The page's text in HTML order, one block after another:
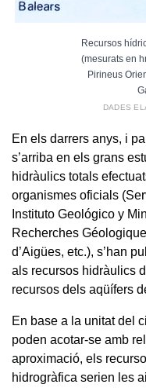
Recursos
(mesurats en
Pirineus
DADES
En els darrers anys, i
s’arriba en els grans
hidràulics totals
organismes oficials
Instituto Geológico y
Recherches
d’Aigües, etc.), s’han
als recursos hidràulics
recursos dels aqüífers
En base a la unitat del
poden acotar-se amb
aproximació, els
hidrogràfica serien les